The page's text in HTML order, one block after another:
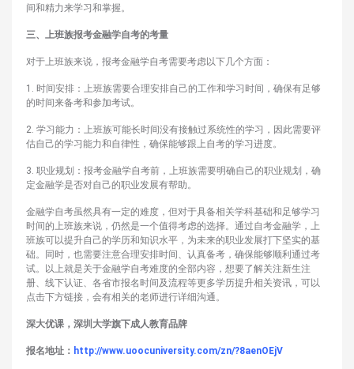
间和精力来学习和掌握。
三、上班族报考金融学自考的考量
对于上班族来说，报考金融学自考需要考虑以下几个方面：
1. 时间安排：上班族需要合理安排自己的工作和学习时间，确保有足够
的时间来备考和参加考试。
2. 学习能力：上班族可能长时间没有接触过系统性的学习，因此需要评
估自己的学习能力和自律性，确保能够跟上自考的学习进度。
3. 职业规划：报考金融学自考前，上班族需要明确自己的职业规划，确
定金融学是否对自己的职业发展有帮助。
金融学自考虽然具有一定的难度，但对于具备相关学科基础和足够学习
时间的上班族来说，仍然是一个值得考虑的选择。通过自考金融学，上
班族可以提升自己的学历和知识水平，为未来的职业发展打下坚实的基
础。同时，也需要注意合理安排时间、认真备考，确保能够顺利通过考
试。以上就是关于金融学自考难度的全部内容，想要了解关注新生注
册、线下认证、各省市报名时间及流程等更多学历提升相关资讯，可以
点击下方链接，会有相关的老师进行详细沟通。
深大优课，深圳大学旗下成人教育品牌
报名地址： http://www.uoocuniversity.com/zn/?8aenOEjV